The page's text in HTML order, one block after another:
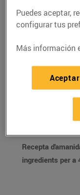
Recepta
ingredients per a
Puedes aceptar,
configurar tus
Más información
Aceptar